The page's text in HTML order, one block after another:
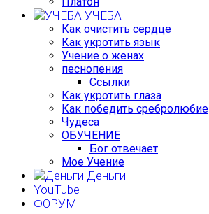
УЧЕБА
Как очистить сердце
Как укротить язык
Учение о женах
песнопения
Ссылки
Как укротить глаза
Как победить сребролюбие
Чудеса
ОБУЧЕНИЕ
Бог отвечает
Мое Учение
Деньги
YouTube
ФОРУМ